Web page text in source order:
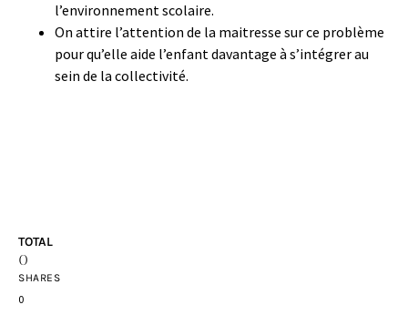
l’environnement scolaire.
On attire l’attention de la maitresse sur ce problème
pour qu’elle aide l’enfant davantage à s’intégrer au
sein de la collectivité.
TOTAL
0
SHARES
0